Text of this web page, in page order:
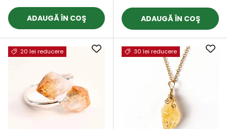
ADAUGĂ ÎN COŞ ADAUGĂ ÎN COŞ
20 lei reducere 30 lei reducere